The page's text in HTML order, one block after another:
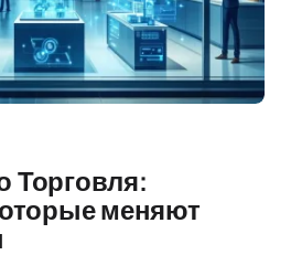
Торговля:
меняют